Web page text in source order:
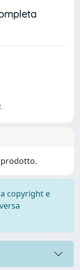
prodotto.
copyright e